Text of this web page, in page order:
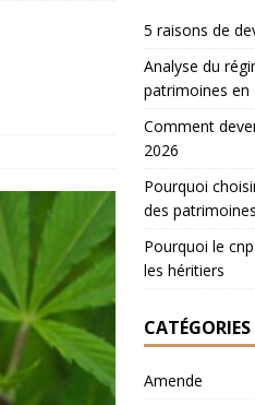
5 raisons de
Analyse du
patrimoines en
Comment
2026
Pourquoi
des
Pourquoi le
les héritiers
CATÉGORIES
Amende